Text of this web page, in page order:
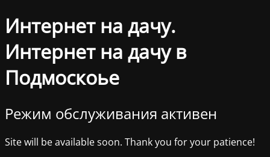
Интернет на дачу.
Интернет на дачу в
Подмоскоье
Режим обслуживания активен
Site will be available soon. Thank you for your patience!